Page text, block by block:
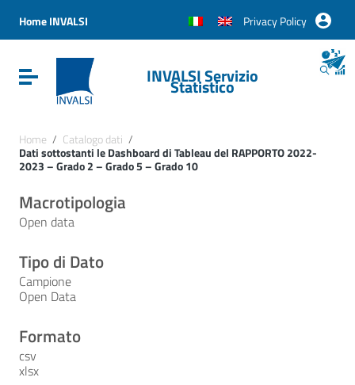
Vai al menu di navigazione
Vai al footer
Home INVALSI Privacy Policy
Attiva / disattiva la navigazioneINVALSI Servizio
Statistico
Home / Catalogo dati /
Dati sottostanti le Dashboard di Tableau del RAPPORTO 2022-
2023 – Grado 2 – Grado 5 – Grado 10
Macrotipologia
Open data
Tipo di Dato
Campione
Open Data
Formato
csv
xlsx